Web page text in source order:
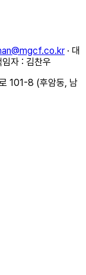
· 대
자 : 김찬우
101-8 (후암동, 남